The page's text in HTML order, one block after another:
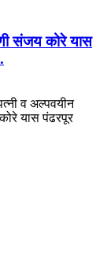
संजय कोरे यास
व अल्पवयीन
यास पंढरपूर